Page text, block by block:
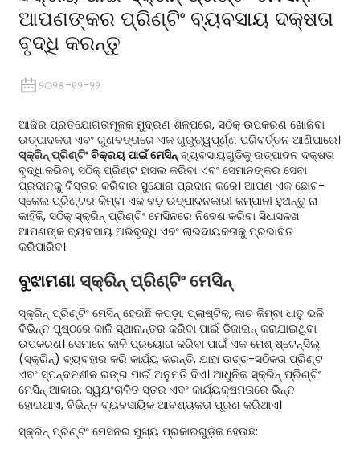
ଆପଣଙ୍କର ପ୍ରିଣ୍ଟିଂ ବ୍ୟବସାୟ ଦକ୍ଷତା
ବୃଦ୍ଧି କରନ୍ତୁ
୨୦୨୫-୧୨-୨୨
ଆଜିର ପ୍ରତିଯୋଗିତାମୂଳକ ମୁଦ୍ରଣ ଶିଳ୍ପରେ, ସଠିକ୍ ଉପକରଣ ଖୋଜିବା
ଉତ୍ପାଦକତା ଏବଂ ଗୁଣବତ୍ତାରେ ଏକ ଗୁରୁତ୍ୱପୂର୍ଣ୍ଣ ପରିବର୍ତ୍ତନ ଆଣିପାରେ।
ସ୍କ୍ରିନ୍ ପ୍ରିଣ୍ଟିଂବିକ୍ରୟ ପାଇଁ ମେସିନ୍ବ୍ୟବସାୟଗୁଡ଼ିକୁ ଉତ୍ପାଦନ ଦକ୍ଷତା
ବୃଦ୍ଧି କରିବା, ସଠିକ୍ ପ୍ରିଣ୍ଟ ହାସଲ କରିବା ଏବଂ ସେମାନଙ୍କର ସେବା
ପ୍ରଦାନକୁ ବିସ୍ତାର କରିବାର ସୁଯୋଗ ପ୍ରଦାନ କରେ। ଆପଣ ଏକ ଛୋଟ-
ସ୍କେଲ ପ୍ରିଣ୍ଟର କିମ୍ବା ଏକ ବଡ଼ ଉତ୍ପାଦନକାରୀ କମ୍ପାନୀ ହୁଅନ୍ତୁ ନା
କାହିଁକି, ସଠିକ୍ ସ୍କ୍ରିନ୍ ପ୍ରିଣ୍ଟିଂ ମେସିନରେ ନିବେଶ କରିବା ସିଧାସଳଖ
ଆପଣଙ୍କ ବ୍ୟବସାୟ ଅଭିବୃଦ୍ଧି ଏବଂ ଲାଭଦାୟକତାକୁ ପ୍ରଭାବିତ
କରିପାରିବ।
ବୁଝାମଣା ସ୍କ୍ରିନ୍ ପ୍ରିଣ୍ଟିଂ ମେସିନ୍
ସ୍କ୍ରିନ୍ ପ୍ରିଣ୍ଟିଂ ମେସିନ୍ ହେଉଛି କପଡ଼ା, ପ୍ଲାଷ୍ଟିକ୍, କାଚ କିମ୍ବା ଧାତୁ ଭଳି
ବିଭିନ୍ନ ପୃଷ୍ଠରେ କାଳି ସ୍ଥାନାନ୍ତର କରିବା ପାଇଁ ଡିଜାଇନ୍ କରାଯାଇଥିବା
ଉପକରଣ। ସେମାନେ କାଳି ପ୍ରୟୋଗ କରିବା ପାଇଁ ଏକ ମେଶ୍ ଷ୍ଟେନ୍ସିଲ୍
(ସ୍କ୍ରିନ୍) ବ୍ୟବହାର କରି କାର୍ଯ୍ୟ କରନ୍ତି, ଯାହା ଉଚ୍ଚ-ସଠିକତା ପ୍ରିଣ୍ଟ
ଏବଂ ସ୍ପନ୍ଦନଶୀଳ ରଙ୍ଗ ପାଇଁ ଅନୁମତି ଦିଏ। ଆଧୁନିକ ସ୍କ୍ରିନ୍ ପ୍ରିଣ୍ଟିଂ
ମେସିନ୍ ଆକାର, ସ୍ୱୟଂଚାଳିତ ସ୍ତର ଏବଂ କାର୍ଯ୍ୟକ୍ଷମତାରେ ଭିନ୍ନ
ହୋଇଥାଏ, ବିଭିନ୍ନ ବ୍ୟବସାୟିକ ଆବଶ୍ୟକତା ପୂରଣ କରିଥାଏ।
ସ୍କ୍ରିନ୍ ପ୍ରିଣ୍ଟିଂ ମେସିନର ମୁଖ୍ୟ ପ୍ରକାରଗୁଡ଼ିକ ହେଉଛି: